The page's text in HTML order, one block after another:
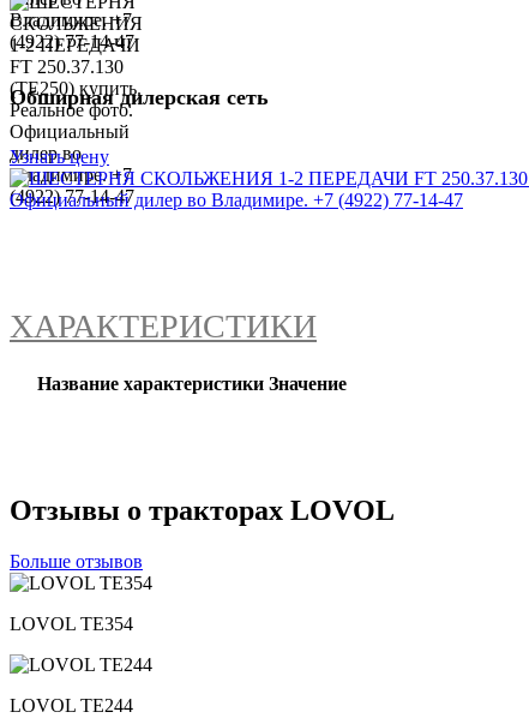
Обширная дилерская сеть
Узнать цену
ХАРАКТЕРИСТИКИ
Название характеристики Значение
Отзывы о тракторах LOVOL
Больше отзывов
LOVOL TЕ354
LOVOL TЕ244